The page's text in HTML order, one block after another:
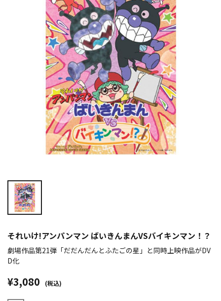
それいけ!アンパンマン ばいきんまんVSバイキンマン！？
劇場作品第21弾「だだんだんとふたごの星」と同時上映作品がDV
D化
¥3,080 (税込)